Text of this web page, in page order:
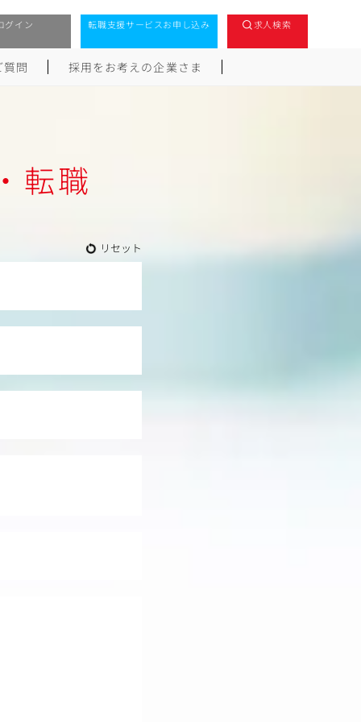
グイン 転職支援サービスお申し込み 求人検索
質問 採用をお考えの企業さま
転職
リセット